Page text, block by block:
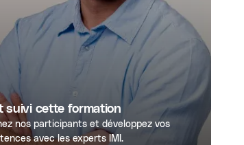
suivi cette formation
nos participants et développez vos
avec les experts IMI.